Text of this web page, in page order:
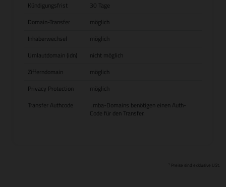
Kündigungsfrist
30 Tage
Domain-Transfer
möglich
Inhaberwechsel
möglich
Umlautdomain (idn)
nicht möglich
Zifferndomain
möglich
Privacy Protection
möglich
Transfer Authcode
.mba-Domains benötigen einen Auth-
Code für den Transfer.
Preise sind exklusive USt.